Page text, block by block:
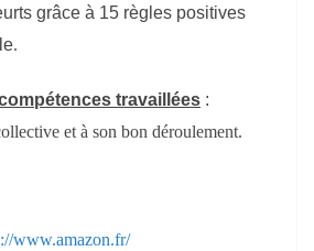
grâce à 15 règles positives
.
travaillées :
et à son bon déroulement.
www.amazon.fr/